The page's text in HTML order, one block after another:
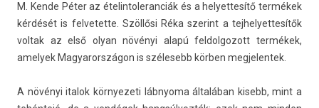
M. Kende Péter az ételin­toleran­ciák és a helyet­tesítő termékek
kérdését is fel­vetet­te. Szöllősi Réka szerint a tej­helyet­tesítők
vol­tak az első olyan növényi alapú fel­dolgozott termékek,
amelyek Magyarországon is szélesebb körben meg­jelen­tek.
A növényi italok kör­nyezeti láb­nyoma általában kisebb, mint a